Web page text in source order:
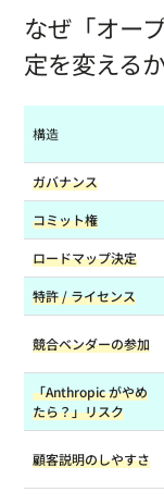
なぜ「オー
定を変える
構造
ガバナンス
コミット権
ロードマップ決定
特許 / ライセンス
競合ベンダーの参加
「Anthropic がやめ
たら？」リスク
顧客説明のしやすさ